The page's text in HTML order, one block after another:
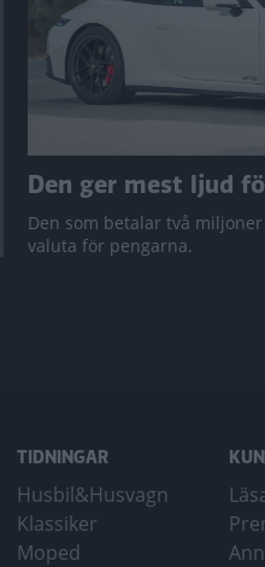
Den ger mest ljud
Den som betalar två
valuta för pengarna.
TIDNINGAR
Husbil&Husvagn
Klassiker
Moped